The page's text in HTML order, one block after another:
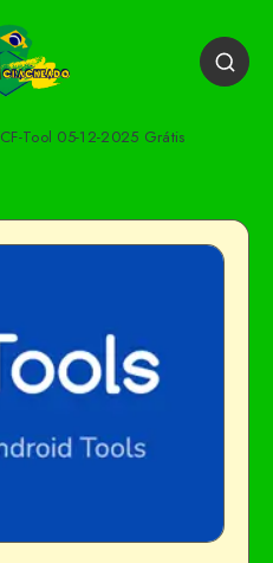
CF-Tool 05-12-2025 Grátis